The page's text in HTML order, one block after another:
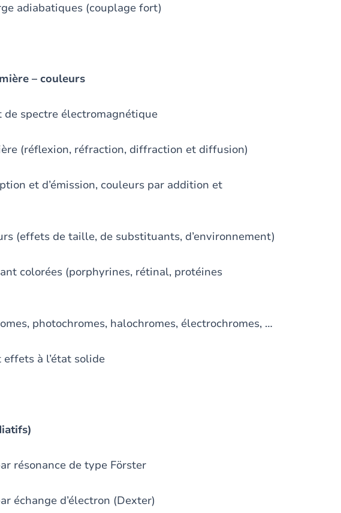
(couplage fort)
– couleurs
spectre électromagnétique
réfraction, diffraction et diffusion)
et d’émission, couleurs par addition et
de taille, de substituants, d’environnement)
(porphyrines, rétinal, protéines
photochromes, halochromes, électrochromes, …
à l’état solide
de type Förster
d’électron (Dexter)